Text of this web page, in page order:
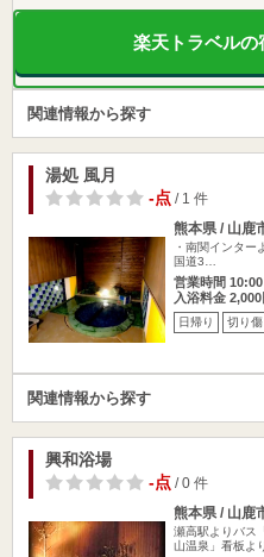
楽天トラベルの
関連情報から探す
湯処 風月
-点/ 1 件
熊本県 / 山鹿
・南関インター
国道3…
営業時間
入浴料金 2,000
日帰り 切り傷
関連情報から探す
興和浴場
-点/ 0 件
熊本県 / 山鹿
瀬高駅よりバス
山温泉」看板よ